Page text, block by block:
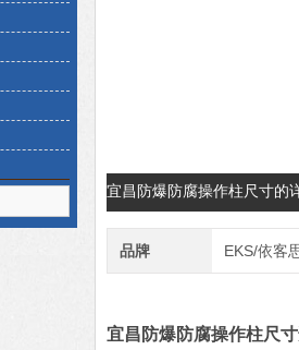
宜昌防爆防腐操作柱尺寸的
品牌 EKS/依客
宜昌防爆防腐操作柱尺寸